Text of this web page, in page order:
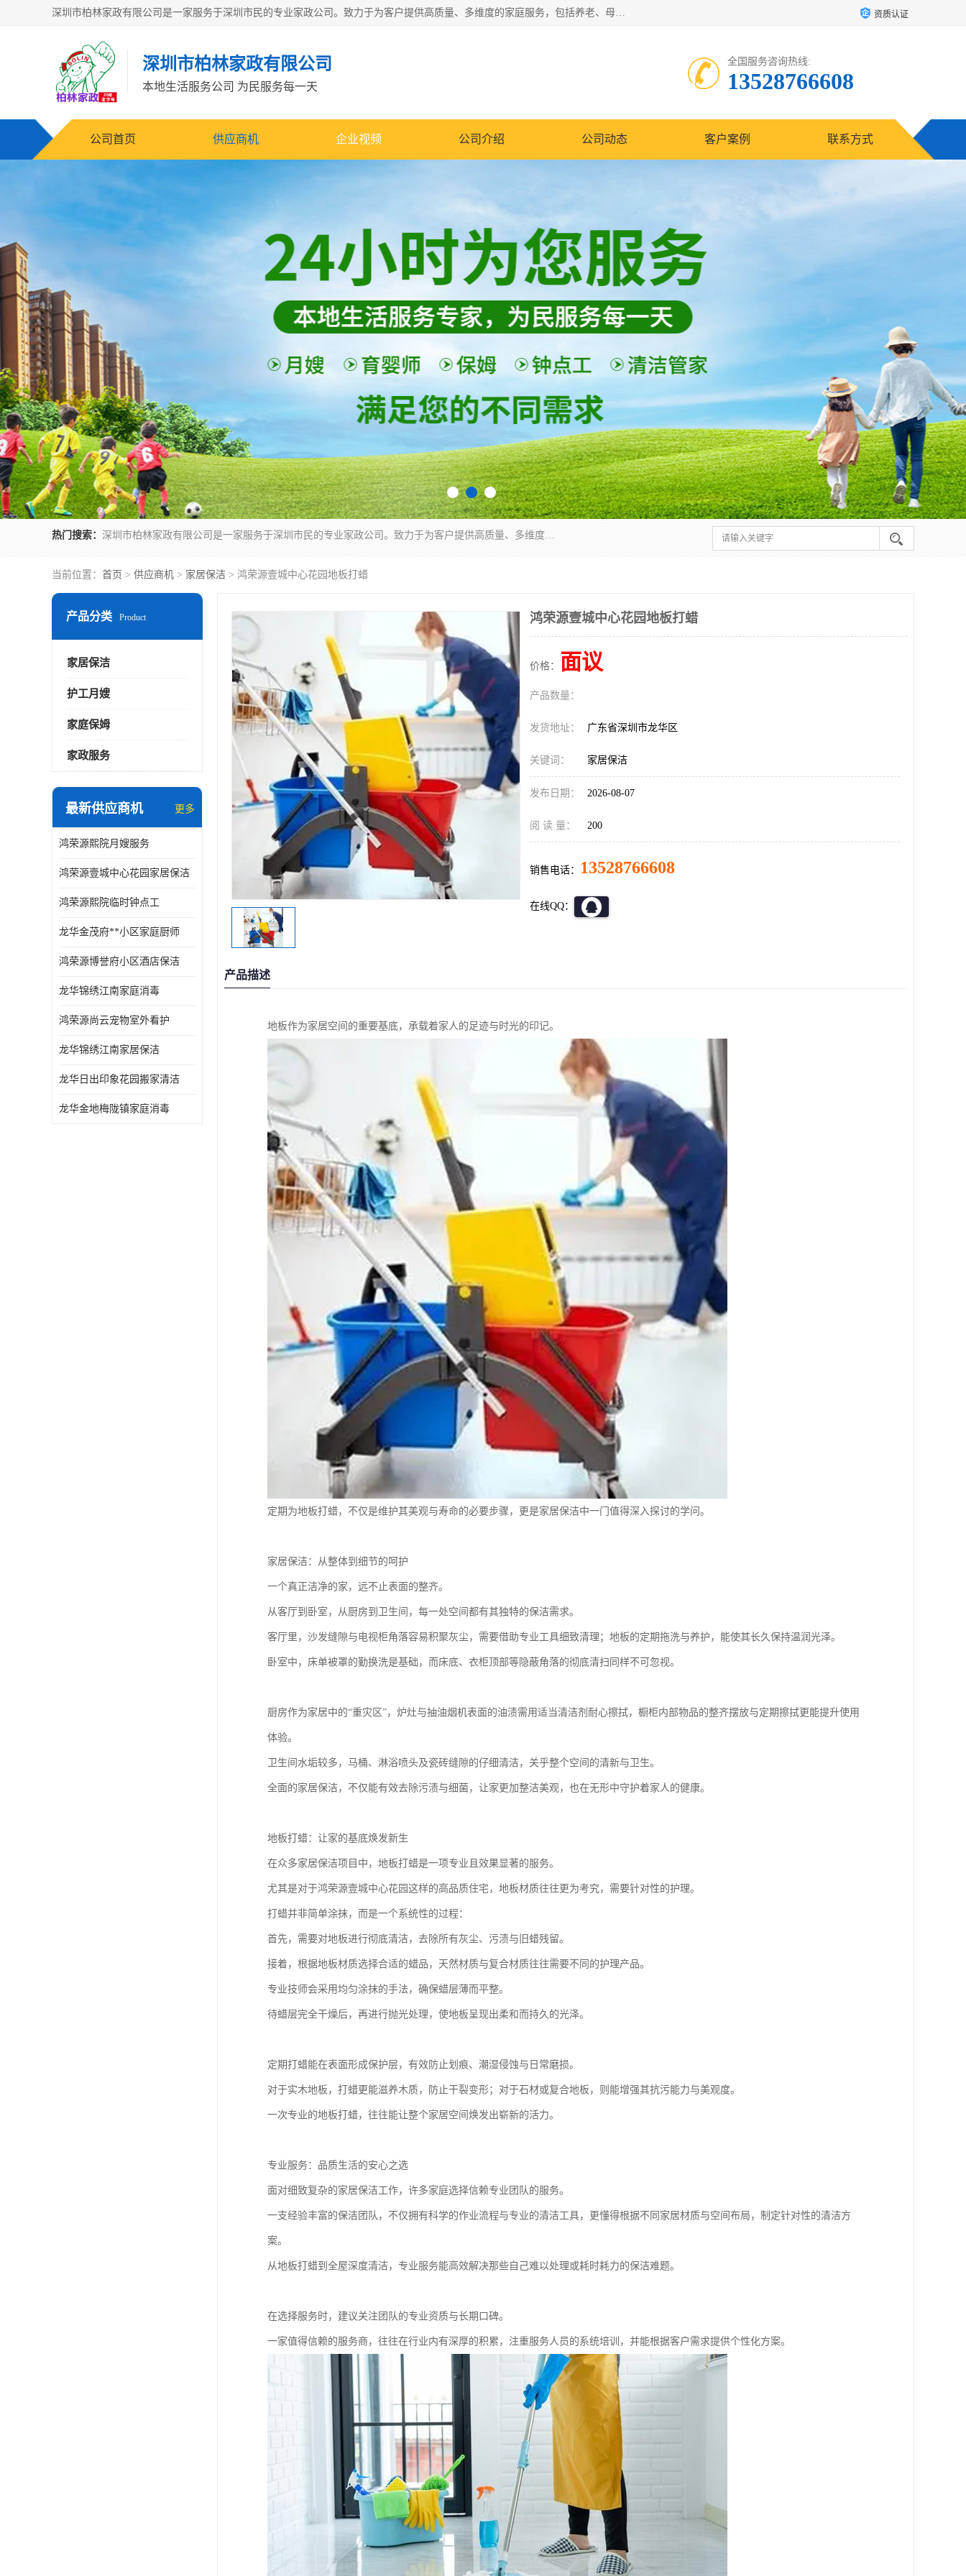
深圳市柏林家政有限公司是一家服务于深圳市民的专业家政公司。致力于为客户提供高质量、多维度的家庭服务，包括养老、母婴、月嫂育婴早教、康复理疗、家电清洗和保洁等方面的专业服务。 资质认证
深圳市柏林家政有限公司
本地生活服务公司 为民服务每一天
全国服务咨询热线:
13528766608
公司首页 供应商机 企业视频 公司介绍 公司动态 客户案例 联系方式
热门搜索： 深圳市柏林家政有限公司是一家服务于深圳市民的专业家政公司。致力于为客户提供高质量、多维度的家庭服务，包括养老、母婴、月嫂育婴早教、康复理疗、家电清洗和保洁等方面的专业服务。
当前位置： 首页 > 供应商机 > 家居保洁 > 鸿荣源壹城中心花园地板打蜡
产品分类 Product
家居保洁
护工月嫂
家庭保姆
家政服务
最新供应商机 更多
鸿荣源熙院月嫂服务
鸿荣源壹城中心花园家居保洁
鸿荣源熙院临时钟点工
龙华金茂府**小区家庭厨师
鸿荣源博誉府小区酒店保洁
龙华锦绣江南家庭消毒
鸿荣源尚云宠物室外看护
龙华锦绣江南家居保洁
龙华日出印象花园搬家清洁
龙华金地梅陇镇家庭消毒
鸿荣源壹城中心花园地板打蜡
价格： 面议
产品数量：
发货地址： 广东省深圳市龙华区
关键词： 家居保洁
发布日期： 2026-08-07
阅 读 量： 200
销售电话： 13528766608
在线QQ：
产品描述
地板作为家居空间的重要基底，承载着家人的足迹与时光的印记。
定期为地板打蜡，不仅是维护其美观与寿命的必要步骤，更是家居保洁中一门值得深入探讨的学问。
家居保洁：从整体到细节的呵护
一个真正洁净的家，远不止表面的整齐。
从客厅到卧室，从厨房到卫生间，每一处空间都有其独特的保洁需求。
客厅里，沙发缝隙与电视柜角落容易积聚灰尘，需要借助专业工具细致清理；地板的定期拖洗与养护，能使其长久保持温润光泽。
卧室中，床单被罩的勤换洗是基础，而床底、衣柜顶部等隐蔽角落的彻底清扫同样不可忽视。
厨房作为家居中的“重灾区”，炉灶与抽油烟机表面的油渍需用适当清洁剂耐心擦拭，橱柜内部物品的整齐摆放与定期擦拭更能提升使用
体验。
卫生间水垢较多，马桶、淋浴喷头及瓷砖缝隙的仔细清洁，关乎整个空间的清新与卫生。
全面的家居保洁，不仅能有效去除污渍与细菌，让家更加整洁美观，也在无形中守护着家人的健康。
地板打蜡：让家的基底焕发新生
在众多家居保洁项目中，地板打蜡是一项专业且效果显著的服务。
尤其是对于鸿荣源壹城中心花园这样的高品质住宅，地板材质往往更为考究，需要针对性的护理。
打蜡并非简单涂抹，而是一个系统性的过程：
首先，需要对地板进行彻底清洁，去除所有灰尘、污渍与旧蜡残留。
接着，根据地板材质选择合适的蜡品，天然材质与复合材质往往需要不同的护理产品。
专业技师会采用均匀涂抹的手法，确保蜡层薄而平整。
待蜡层完全干燥后，再进行抛光处理，使地板呈现出柔和而持久的光泽。
定期打蜡能在表面形成保护层，有效防止划痕、潮湿侵蚀与日常磨损。
对于实木地板，打蜡更能滋养木质，防止干裂变形；对于石材或复合地板，则能增强其抗污能力与美观度。
一次专业的地板打蜡，往往能让整个家居空间焕发出崭新的活力。
专业服务：品质生活的安心之选
面对细致复杂的家居保洁工作，许多家庭选择信赖专业团队的服务。
一支经验丰富的保洁团队，不仅拥有科学的作业流程与专业的清洁工具，更懂得根据不同家居材质与空间布局，制定针对性的清洁方
案。
从地板打蜡到全屋深度清洁，专业服务能高效解决那些自己难以处理或耗时耗力的保洁难题。
在选择服务时，建议关注团队的专业资质与长期口碑。
一家值得信赖的服务商，往往在行业内有深厚的积累，注重服务人员的系统培训，并能根据客户需求提供个性化方案。